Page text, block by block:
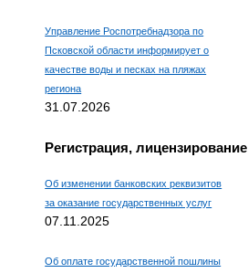
Управление Роспотребнадзора по
Псковской области информирует о
качестве воды и песках на пляжах
региона
31.07.2026
Регистрация, лицензирование
Об изменении банковских реквизитов
за оказание государственных услуг
07.11.2025
Об оплате государственной пошлины